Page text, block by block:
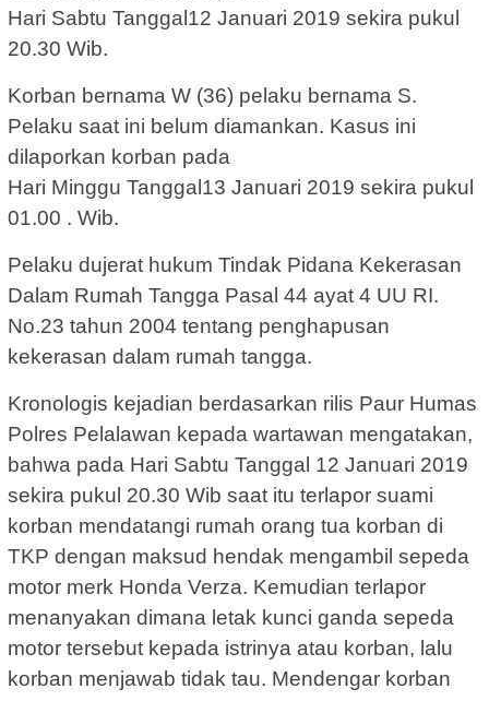
Hari Sabtu Tanggal12 Januari 2019 sekira pukul
20.30 Wib.
Korban bernama W (36) pelaku bernama S.
Pelaku saat ini belum diamankan. Kasus ini
dilaporkan korban pada
Hari Minggu Tanggal13 Januari 2019 sekira pukul
01.00 . Wib.
Pelaku dujerat hukum Tindak Pidana Kekerasan
Dalam Rumah Tangga Pasal 44 ayat 4 UU RI.
No.23 tahun 2004 tentang penghapusan
kekerasan dalam rumah tangga.
Kronologis kejadian berdasarkan rilis Paur Humas
Polres Pelalawan kepada wartawan mengatakan,
bahwa pada Hari Sabtu Tanggal 12 Januari 2019
sekira pukul 20.30 Wib saat itu terlapor suami
korban mendatangi rumah orang tua korban di
TKP dengan maksud hendak mengambil sepeda
motor merk Honda Verza. Kemudian terlapor
menanyakan dimana letak kunci ganda sepeda
motor tersebut kepada istrinya atau korban, lalu
korban menjawab tidak tau. Mendengar korban